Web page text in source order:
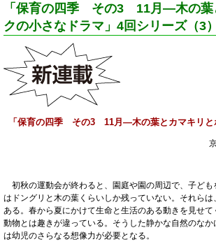
「保育の四季 その3 11月―木の葉
クの小さなドラマ」4回シリーズ（3）
「保育の四季 その3 11月―木の葉とカマキリと
初秋の運動会が終わると、園庭や園の周辺で、子ども
はドングリと木の葉くらいしか残っていない。それら
ある。春から夏にかけて生命と生活のある動きを見せ
動物とは趣きが違っている。そうした静かな自然のな
は幼児のさらなる想像力が必要となる。